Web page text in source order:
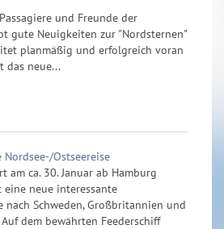
und Freunde der
gute Neuigkeiten zur "Nordsternen"
planmäßig und erfolgreich voran
das neue...
Nordsee-/Ostseereise
am ca. 30. Januar ab Hamburg
neue interessante
nach Schweden, Großbritannien und
dem bewährten Feederschiff